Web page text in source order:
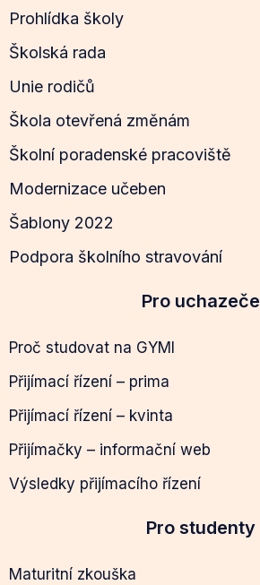
Prohlídka školy
Školská rada
Unie rodičů
Škola otevřená změnám
Školní poradenské pracoviště
Modernizace učeben
Šablony 2022
Podpora školního stravování
Pro uchazeče
Proč studovat na GYMI
Přijímací řízení – prima
Přijímací řízení – kvinta
Přijímačky – informační web
Výsledky přijímacího řízení
Pro studenty
Maturitní zkouška